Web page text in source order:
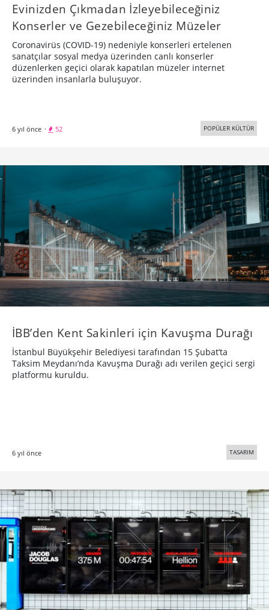
Evinizden Çıkmadan İzleyebileceğiniz
Konserler ve Gezebileceğiniz Müzeler
Coronavirüs (COVID-19) nedeniyle konserleri ertelenen
sanatçılar sosyal medya üzerinden canlı konserler
düzenlerken geçici olarak kapatılan müzeler internet
üzerinden insanlarla buluşuyor.
6 yıl önce · 52 POPÜLER KÜLTÜR
İBB’den Kent Sakinleri için Kavuşma Durağı
İstanbul Büyükşehir Belediyesi tarafından 15 Şubat’ta
Taksim Meydanı’nda Kavuşma Durağı adı verilen geçici sergi
platformu kuruldu.
6 yıl önce TASARIM